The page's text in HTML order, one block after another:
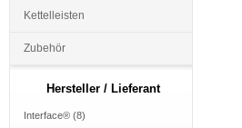
Kettelleisten
Zubehör
Hersteller / Lieferant
Interface® (8)